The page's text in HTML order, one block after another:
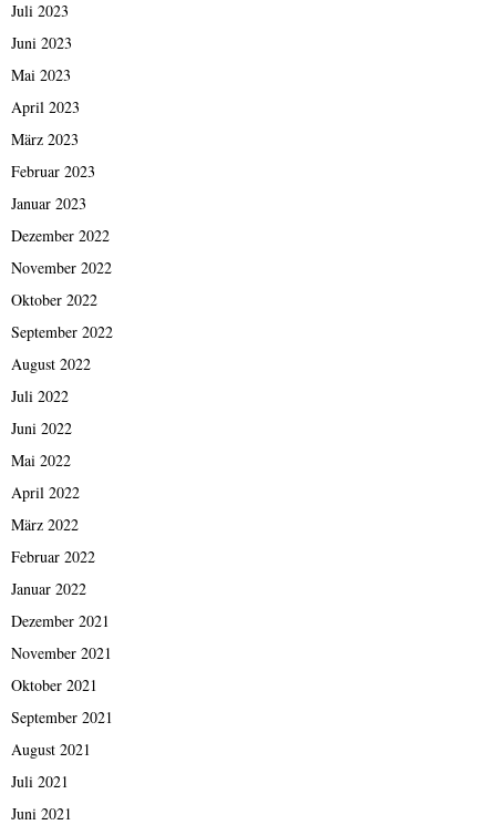
Juli 2023
Juni 2023
Mai 2023
April 2023
März 2023
Februar 2023
Januar 2023
Dezember 2022
November 2022
Oktober 2022
September 2022
August 2022
Juli 2022
Juni 2022
Mai 2022
April 2022
März 2022
Februar 2022
Januar 2022
Dezember 2021
November 2021
Oktober 2021
September 2021
August 2021
Juli 2021
Juni 2021